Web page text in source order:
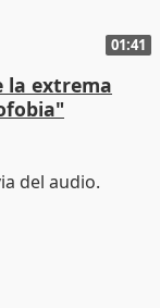
01:41
la extrema